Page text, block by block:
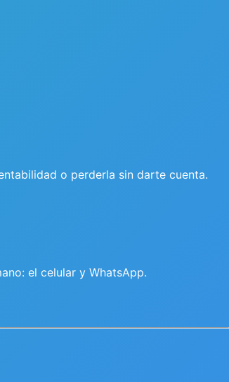
o perderla sin darte cuenta.
el celular y WhatsApp.